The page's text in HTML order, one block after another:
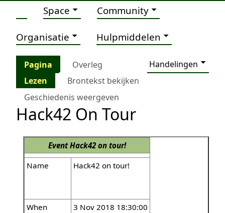
Space Community
Organisatie Hulpmiddelen
Pagina Overleg
Handelingen
Lezen
Brontekst bekijken
Geschiedenis weergeven
Hack42 On Tour
EventHack42 on tour!
Name
Hack42 on tour!
When
3 Nov 2018 18:30:00